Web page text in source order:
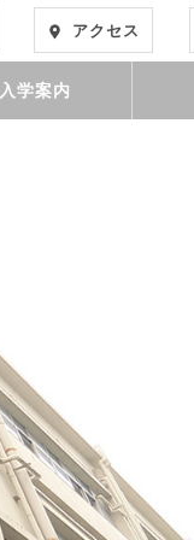
アクセス
入学案内